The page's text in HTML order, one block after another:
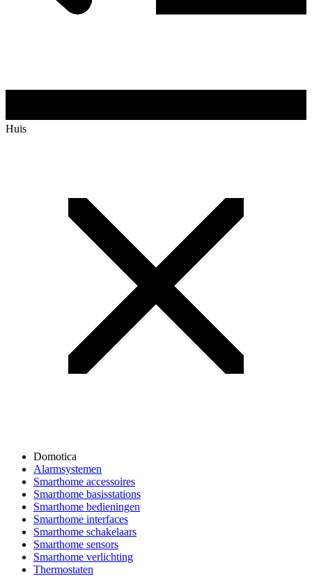
Huis
Domotica
Alarmsystemen
Smarthome accessoires
Smarthome basisstations
Smarthome bedieningen
Smarthome interfaces
Smarthome schakelaars
Smarthome sensors
Smarthome verlichting
Thermostaten